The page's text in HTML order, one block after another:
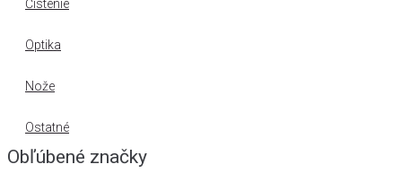
Čistenie
Optika
Nože
Ostatné
Obľúbené značky